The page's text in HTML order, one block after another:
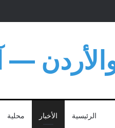
—
الرئيسية الأخبار محلية